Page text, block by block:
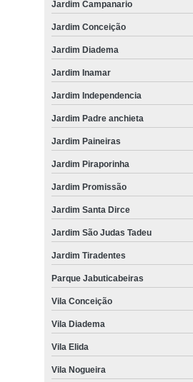
Jardim Campanario
Jardim Conceição
Jardim Diadema
Jardim Inamar
Jardim Independencia
Jardim Padre anchieta
Jardim Paineiras
Jardim Piraporinha
Jardim Promissão
Jardim Santa Dirce
Jardim São Judas Tadeu
Jardim Tiradentes
Parque Jabuticabeiras
Vila Conceição
Vila Diadema
Vila Elida
Vila Nogueira